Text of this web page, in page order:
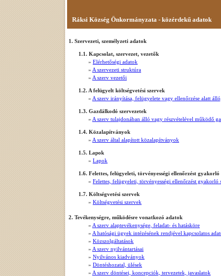
Ráksi Község Önkormányzata - közérdekű adatok
1. Szervezeti, személyzeti adatok
1.1. Kapcsolat, szervezet, vezetők
» Elérhetőségi adatok
» A szervezeti struktúra
» A szerv vezetői
1.2. A felügyelt költségvetési szervek
» A szerv irányítása, felügyelete vagy ellenőrzése alatt
1.3. Gazdálkodó szervezetek
» A szerv tulajdonában álló vagy részvételével működő
1.4. Közalapítványok
» A szerv által alapított közalapítványok
1.5. Lapok
» Lapok
1.6. Felettes, felügyeleti, törvényességi ellenőrzést gyakorló
» Felettes, felügyeleti, törvényességi ellenőrzést gyakorló
1.7. Költségvetési szervek
» Költségvetési szervek
2. Tevékenységre, működésre vonatkozó adatok
» A szerv alaptevékenysége, feladat- és hatásköre
» A hatósági ügyek intézésének rendjével kapcsolatos
» Közszolgáltatások
» A szerv nyilvántartásai
» Nyilvános kiadványok
» Döntéshozatal, ülések
» A szerv döntései, koncepciók, tervezetek, javaslatok